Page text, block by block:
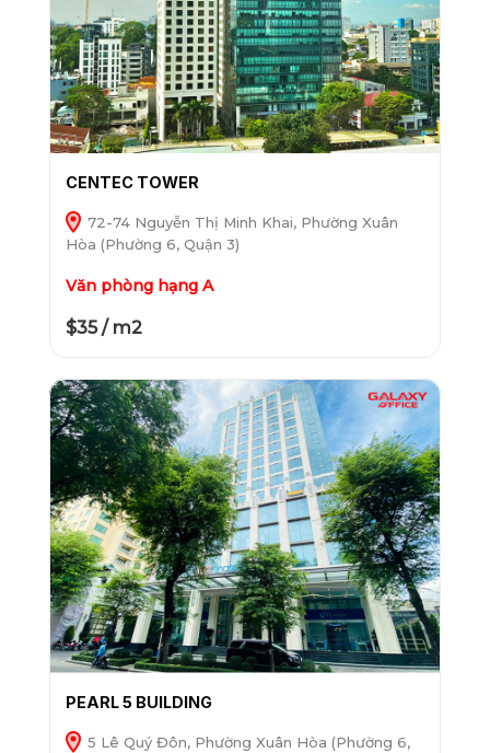
CENTEC TOWER
72-74 Nguyễn Thị Minh Khai, Phường Xuân
Hòa (Phường 6, Quận 3)
Văn phòng hạng A
$35 / m2
PEARL 5 BUILDING
5 Lê Quý Đôn, Phường Xuân Hòa (Phường 6,